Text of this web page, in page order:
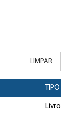
LIMPAR
TIPO
Livro